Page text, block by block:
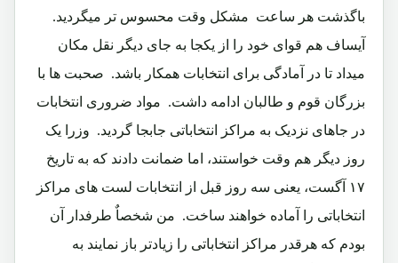
باگذشت هر ساعت مشکل وقت محسوس تر میگردید.‏
آیساف هم قوای خود را از یکجا به جای دیگر نقل مکان
میداد تا در آمادگی برای انتخابات همکار باشد.‏ صحبت ها با
بزرگان قوم و طالبان ادامه داشت.‏ مواد ضروری انتخابات
در جاهای نزدیک به مراکز انتخاباتی جابجا گردید.‏ وزرا یک
روز دیگر هم وقت خواستند، اما ضمانت دادند که به تاریخ
۱۷ آگست، یعنی سه روز قبل از انتخابات لست های مراکز
انتخاباتی را آماده خواهند ساخت.‏ من شخصاٌ طرفدار آن
بودم که هرقدر مراکز انتخاباتی را زیادتر باز نمایند به